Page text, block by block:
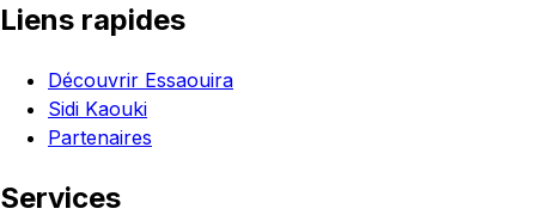
Liens rapides
Découvrir Essaouira
Sidi Kaouki
Partenaires
Services